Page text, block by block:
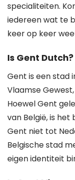
specialiteiten.
iedereen wat te
keer op keer
Is Gent Dutch?
Gent is een stad
Vlaamse
Hoewel Gent
van België, is
Gent niet tot
Belgische stad
eigen identiteit